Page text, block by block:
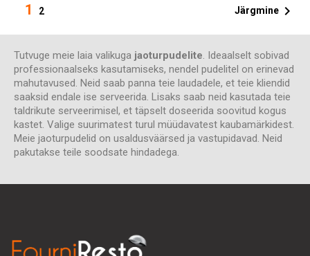
1 2 Järgmine 
Tutvuge meie laia valikuga jaoturpudelite . Ideaalselt sobivad
professionaalseks kasutamiseks, nendel pudelitel on erinevad
mahutavused. Neid saab panna teie laudadele, et teie kliendid
saaksid endale ise serveerida. Lisaks saab neid kasutada teie
taldrikute serveerimisel, et täpselt doseerida soovitud kogus
kastet. Valige suurimatest turul müüdavatest kaubamärkidest.
Meie jaoturpudelid on usaldusväärsed ja vastupidavad. Neid
pakutakse teile soodsate hindadega.